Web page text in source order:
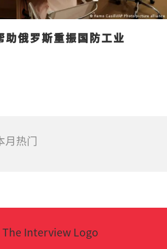
助俄罗斯重振国防工业
月热门